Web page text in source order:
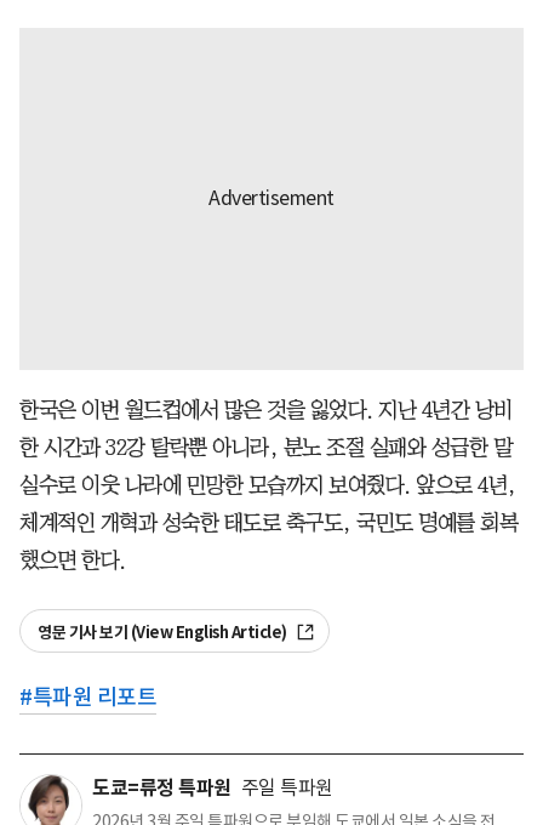
한국은 이번 월드컵에서 많은 것을 잃었다. 지난 4년간 낭비
한 시간과 32강 탈락뿐 아니라, 분노 조절 실패와 성급한 말
실수로 이웃 나라에 민망한 모습까지 보여줬다. 앞으로 4년,
체계적인 개혁과 성숙한 태도로 축구도, 국민도 명예를 회복
했으면 한다.
영문 기사 보기 (View English Article)
#특파원 리포트
도쿄=류정 특파원 주일 특파원